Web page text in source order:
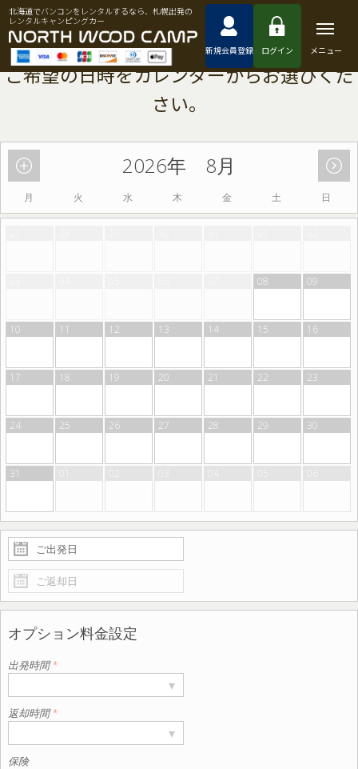
北海道でバンコンをレンタルするなら、札幌出発の
レンタルキャンピングカー
新規会員登録 ログイン メニュー
2026年 8月
月 火 水 木 金 土 日
08 09
10 11 12 13 14 15 16
17 18 19 20 21 22 23
24 25 26 27 28 29 30
31
オプション料金設定
出発時間*
▾
返却時間*
▾
保険